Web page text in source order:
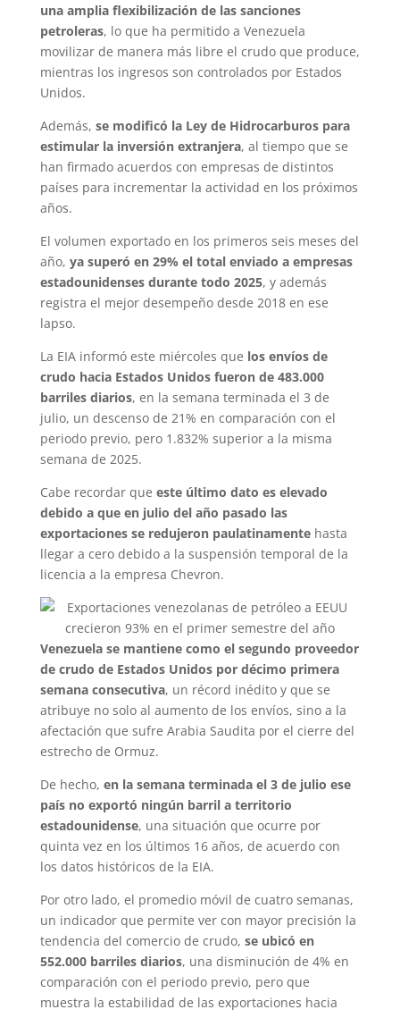
una amplia flexibilización de las sanciones
petroleras, lo que ha permitido a Venezuela
movilizar de manera más libre el crudo que produce,
mientras los ingresos son controlados por Estados
Unidos.
Además, se modificó la Ley de Hidrocarburos para
estimular la inversión extranjera, al tiempo que se
han firmado acuerdos con empresas de distintos
países para incrementar la actividad en los próximos
años.
El volumen exportado en los primeros seis meses del
año, ya superó en 29% el total enviado a empresas
estadounidenses durante todo 2025, y además
registra el mejor desempeño desde 2018 en ese
lapso.
La EIA informó este miércoles que los envíos de
crudo hacia Estados Unidos fueron de 483.000
barriles diarios, en la semana terminada el 3 de
julio, un descenso de 21% en comparación con el
periodo previo, pero 1.832% superior a la misma
semana de 2025.
Cabe recordar que este último dato es elevado
debido a que en julio del año pasado las
exportaciones se redujeron paulatinamentehasta
llegar a cero debido a la suspensión temporal de la
licencia a la empresa Chevron.
Venezuela se mantiene como el segundo proveedor
de crudo de Estados Unidos por décimo primera
semana consecutiva, un récord inédito y que se
atribuye no solo al aumento de los envíos, sino a la
afectación que sufre Arabia Saudita por el cierre del
estrecho de Ormuz.
De hecho, en la semana terminada el 3 de julio ese
país no exportó ningún barril a territorio
estadounidense, una situación que ocurre por
quinta vez en los últimos 16 años, de acuerdo con
los datos históricos de la EIA.
Por otro lado, el promedio móvil de cuatro semanas,
un indicador que permite ver con mayor precisión la
tendencia del comercio de crudo, se ubicó en
552.000 barriles diarios, una disminución de 4% en
comparación con el periodo previo, pero que
muestra la estabilidad de las exportaciones hacia